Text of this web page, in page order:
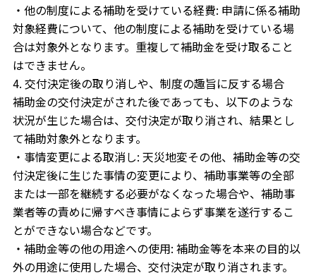
・他の制度による補助を受けている経費: 申請に係る補助
対象経費について、他の制度による補助を受けている場
合は対象外となります。重複して補助金を受け取ること
はできません。
4. 交付決定後の取り消しや、制度の趣旨に反する場合
補助金の交付決定がされた後であっても、以下のような
状況が生じた場合は、交付決定が取り消され、結果とし
て補助対象外となります。
・事情変更による取消し: 天災地変その他、補助金等の交
付決定後に生じた事情の変更により、補助事業等の全部
または一部を継続する必要がなくなった場合や、補助事
業者等の責めに帰すべき事情によらず事業を遂行するこ
とができない場合などです。
・補助金等の他の用途への使用: 補助金等を本来の目的以
外の用途に使用した場合、交付決定が取り消されます。